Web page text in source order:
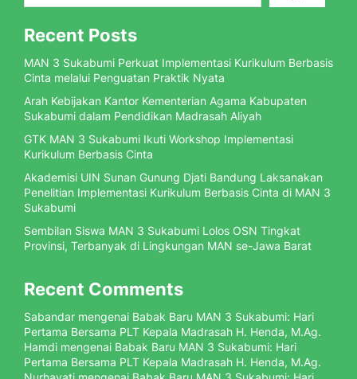
Recent Posts
MAN 3 Sukabumi Perkuat Implementasi Kurikulum Berbasis
Cinta melalui Penguatan Praktik Nyata
Arah Kebijakan Kantor Kementerian Agama Kabupaten
Sukabumi dalam Pendidikan Madrasah Aliyah
GTK MAN 3 Sukabumi Ikuti Workshop Implementasi
Kurikulum Berbasis Cinta
Akademisi UIN Sunan Gunung Djati Bandung Laksanakan
Penelitian Implementasi Kurikulum Berbasis Cinta di MAN 3
Sukabumi
Sembilan Siswa MAN 3 Sukabumi Lolos OSN Tingkat
Provinsi, Terbanyak di Lingkungan MAN se-Jawa Barat
Recent Comments
Sabandar mengenai Babak Baru MAN 3 Sukabumi: Hari
Pertama Bersama PLT Kepala Madrasah H. Henda, M.Ag.
Hamdi mengenai Babak Baru MAN 3 Sukabumi: Hari
Pertama Bersama PLT Kepala Madrasah H. Henda, M.Ag.